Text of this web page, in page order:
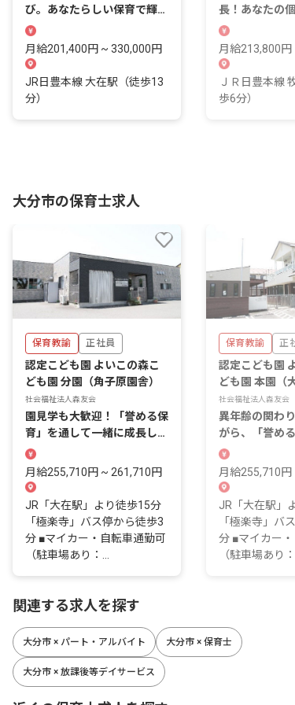
び。あなたらしい保育で輝く
毎日を送りましょう。
月給201,400円 ~ 330,000円
JR日豊本線 大在駅（徒歩13
分）
長！あなたの
を始めませんか
月給213,800
ＪＲ日豊本線
歩6分）
大分市の保育士求人
保育教諭 正社員
認定こども園 よいこの森こ
ども園 分園（角子原園舎）
社会福祉法人森友会
園見学も大歓迎！「誉める保
育」を通して一緒に成長して
いきましょう
月給255,710円 ~ 261,710円
JR「大在駅」より徒歩15分
「極楽寺」バス停から徒歩3
分 ■マイカー・自転車通勤可
（駐車場あり：...
保育教諭 正
認定こども園
ども園 本園（
社会福祉法人森友会
異年齢の関わ
がら、「誉め
しています
月給255,710
JR「大在駅」
「極楽寺」バ
分 ■マイカー
（駐車場あり：
関連する求人を探す
大分市 × パート・アルバイト 大分市 × 保育士
大分市 × 放課後等デイサービス